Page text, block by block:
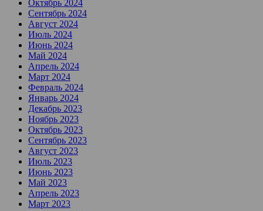
Октябрь 2024
Сентябрь 2024
Август 2024
Июль 2024
Июнь 2024
Май 2024
Апрель 2024
Март 2024
Февраль 2024
Январь 2024
Декабрь 2023
Ноябрь 2023
Октябрь 2023
Сентябрь 2023
Август 2023
Июль 2023
Июнь 2023
Май 2023
Апрель 2023
Март 2023